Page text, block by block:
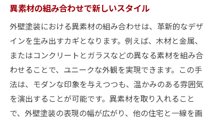
異素材の組み合わせで新しいスタイル
外壁塗装における異素材の組み合わせは、革新的なデザ
インを生み出すカギとなります。例えば、木材と金属、
またはコンクリートとガラスなどの異なる素材を組み合
わせることで、ユニークな外観を実現できます。この手
法は、モダンな印象を与えつつも、温かみのある雰囲気
を演出することが可能です。異素材を取り入れること
で、外壁塗装の表現の幅が広がり、他の住宅と一線を画